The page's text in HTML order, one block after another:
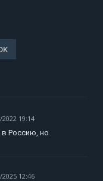
19:14
в Россию, но
12:46